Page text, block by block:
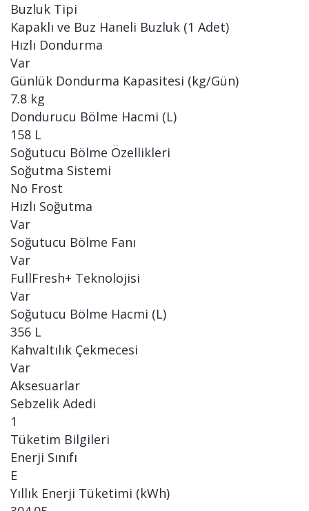
Buzluk Tipi
Kapaklı ve Buz Haneli Buzluk (1 Adet)
Hızlı Dondurma
Var
Günlük Dondurma Kapasitesi (kg/Gün)
7.8 kg
Dondurucu Bölme Hacmi (L)
158 L
Soğutucu Bölme Özellikleri
Soğutma Sistemi
No Frost
Hızlı Soğutma
Var
Soğutucu Bölme Fanı
Var
FullFresh+ Teknolojisi
Var
Soğutucu Bölme Hacmi (L)
356 L
Kahvaltılık Çekmecesi
Var
Aksesuarlar
Sebzelik Adedi
1
Tüketim Bilgileri
Enerji Sınıfı
E
Yıllık Enerji Tüketimi (kWh)